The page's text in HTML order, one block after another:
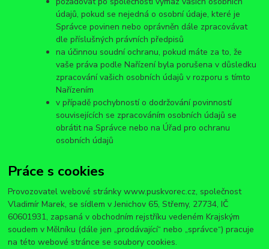
údajů, pokud se nejedná o osobní údaje, které je
Správce povinen nebo oprávněn dále zpracovávat
dle příslušných právních předpisů
na účinnou soudní ochranu, pokud máte za to, že
vaše práva podle Nařízení byla porušena v důsledku
zpracování vašich osobních údajů v rozporu s tímto
Nařízením
v případě pochybností o dodržování povinností
souvisejících se zpracováním osobních údajů se
obrátit na Správce nebo na Úřad pro ochranu
osobních údajů
Práce s cookies
Provozovatel webové stránky www.puskvorec.cz, společnost
Vladimír Marek, se sídlem v Jenichov 65, Střemy, 27734, IČ
60601931, zapsaná v obchodním rejstříku vedeném Krajským
soudem v Mělníku (dále jen „prodávající“ nebo „správce“) pracuje
na této webové stránce se soubory cookies.